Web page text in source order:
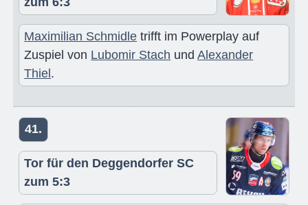
Maximilian Schmidle trifft im Powerplay auf
Zuspiel von Lubomir Stach undAlexander
Thiel.
41.
Tor für den Deggendorfer SC
zum 5:3